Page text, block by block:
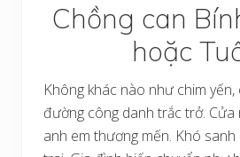
Chồng can
hoặc
Không khác nào như chim yến,
đường công danh trắc trở. Cửa
anh em thương mến. Khó